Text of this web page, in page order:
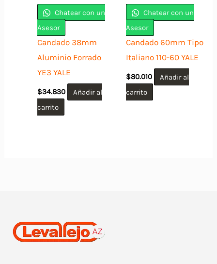
Chatear con un
Asesor
Candado 38mm
Aluminio Forrado
YE3 YALE
$34.830
Añadir al
carrito
Chatear con un
Asesor
Candado 60mm Tipo
Italiano 110-60 YALE
$80.010
Añadir al
carrito